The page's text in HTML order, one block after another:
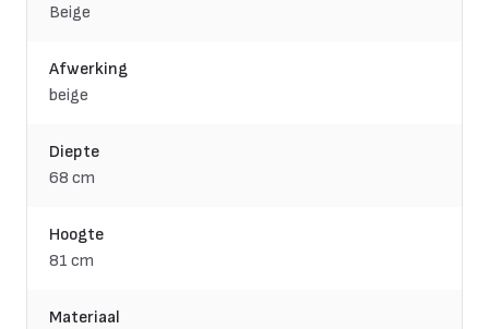
Beige
Afwerking
beige
Diepte
68 cm
Hoogte
81 cm
Materiaal